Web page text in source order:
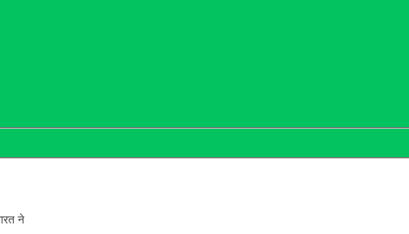
ने